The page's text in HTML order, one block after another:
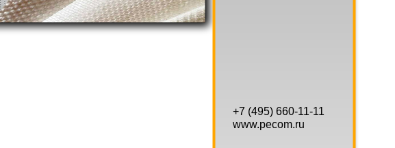
+7 (495) 660-11-11
www.pecom.ru